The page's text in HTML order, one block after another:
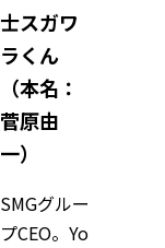
士スガワ
ラくん
（本名：
菅原由
一）
SMGグルー
プCEO。Yo